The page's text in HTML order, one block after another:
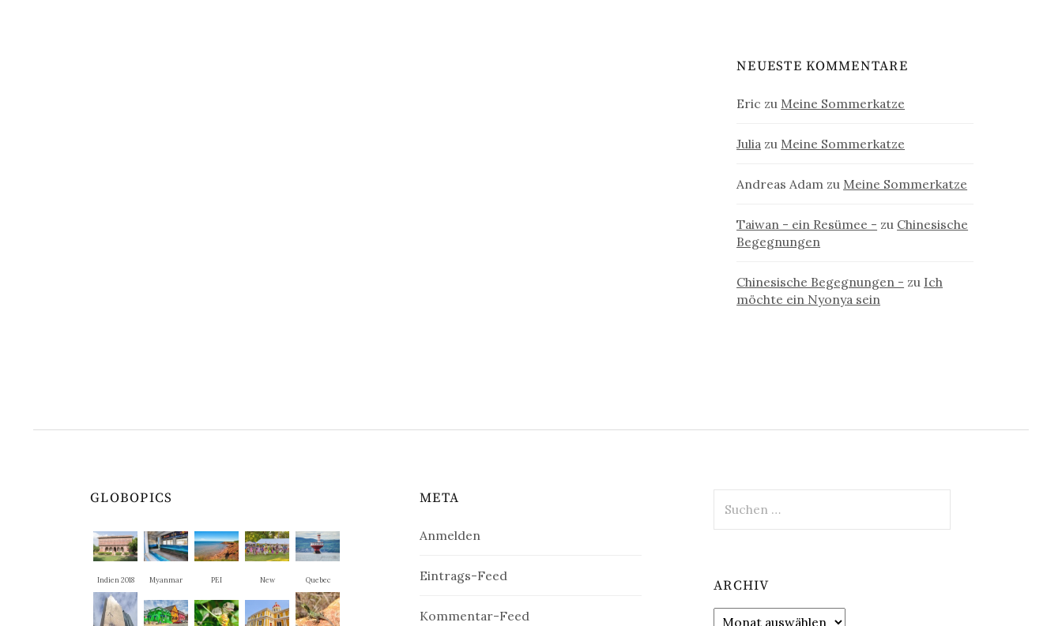
NEUESTE KOMMENTARE
Eric zu Meine Sommerkatze
Julia zu Meine Sommerkatze
Andreas Adam zu Meine Sommerkatze
Taiwan - ein Resümee - zu Chinesische
Begegnungen
Chinesische Begegnungen - zu Ich
möchte ein Nyonya sein
GLOBOPICS
Indien 2018 Myanmar PEI New Quebec
META
Anmelden
Eintrags-Feed
Kommentar-Feed
nach:
ARCHIV
Archiv